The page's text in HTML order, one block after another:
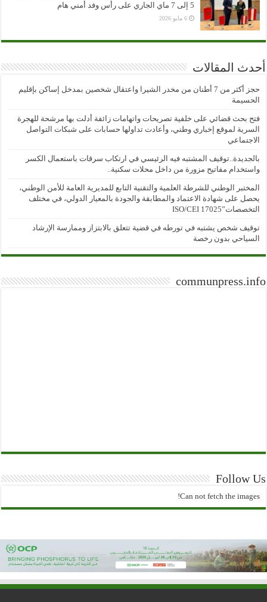
5 إلى 7 ماي الجاري على رأس وفد أمني هام
6 مايو 2026
أحدث المقالات
حجز أكثر من 7 أطنان من مخدر الشيرا واعتقال شخصين بمدخل إساكن بإقليم
الحسيمة
فتح بحث قضائي على خلفية تصريحات واتهامات زائفة أدلت بها مرشحة للهجرة
السرية لموقع إخباري وطني، وأعادت تداولها حسابات على شبكات التواصل
الاجتماعي
بالجديدة..توقيف المشتبه فيه الرئيسي في ارتكاب سرقات باستعمال الكسر
واستخدام مفاتيح مزورة من داخل محلات سكنية..
المختبر الوطني للشرطة العلمية والتقنية التابع للمديرية العامة للأمن الوطني،
يحصل على شهادة الاعتماد والمطابقة والجودة بالمعيار الدولي، في مختلف
التخصصات”ISO/CEI 17025
توقيف شخص يشتبه في تورطه في قضية تتعلق بالابتزاز وممارسة الإرشاد
السياحي بدون رخصة
communpress.info
Follow Us
Can not fetch the images!